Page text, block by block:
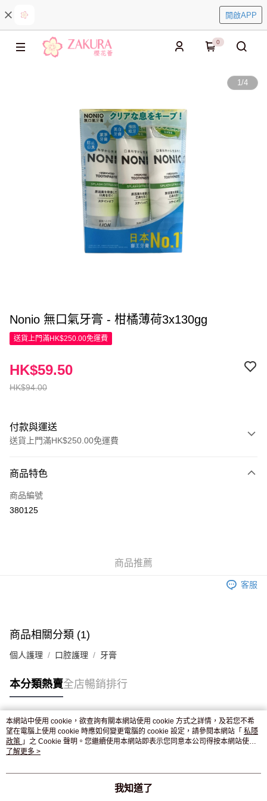
開啟APP
0
1/4
Nonio 無口氣牙膏 - 柑橘薄荷3x130gg
送貨上門滿HK$250.00免運費
HK$94.00
HK$59.50
付款與運送
送貨上門滿HK$250.00免運費
信用卡
Apple Pay
付款後門市自取，訂單確認後2-4個工作天到店，7天內取。逾期後
商品特色
商品編號
380125
商品推薦
客服
商品相關分類 (1)
個人護理 口腔護理 牙膏
本分類熱賣全店暢銷排行
熱門標籤
熱銷排行
本網站中使用 cookie，欲查詢有關本網站使用 cookie 方式之詳情，及若您不希
望在電腦上使用 cookie 時應如何變更電腦的 cookie 設定，請參閱本網站「 私隱
政策 」之 Cookie 聲明。您繼續使用本網站即表示您同意本公司得按本網站使用
條款之 Cookie 聲明使用 cookie。
了解更多 >
我知道了